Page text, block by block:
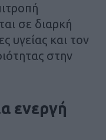
σε διαρκή
υγείας και τον
στην
ενεργή